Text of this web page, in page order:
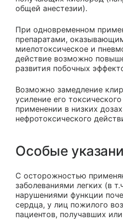
общей анестезии).
При одновременном
препаратами,
миелотоксическое и
действие возможно
развития побочных
Возможно замедление
усиление его
применении в низких
нефротоксического
Особые
С осторожностью
заболеваниями легких (в
нарушениями функции
сердца, у лиц пожилого
пациентов, получавших